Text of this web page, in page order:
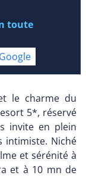
le charme du
5*, réservé
invite en plein
intimiste. Niché
et sérénité à
et à 10 mn de
toute